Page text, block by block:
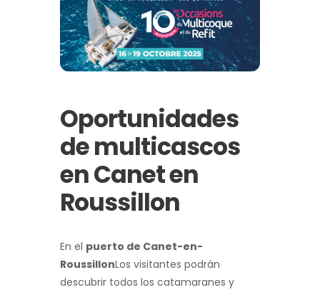
Oportunidades
de multicascos
en Canet en
Roussillon
En el puerto de Canet-en-
RoussillonLos visitantes podrán
descubrir todos los catamaranes y